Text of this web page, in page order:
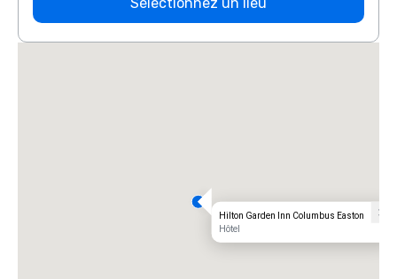
Hilton Garden Inn Columbus Easton
Hôtel